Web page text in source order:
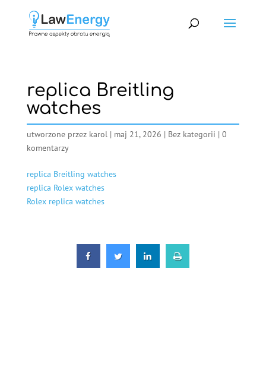
replica Breitling
watches
utworzone przez karol| maj 21, 2026 | Bez kategorii | 0
komentarzy
replica Breitling watches
replica Rolex watches
Rolex replica watches